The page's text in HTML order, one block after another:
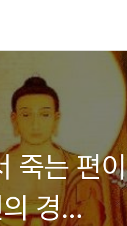
죽는 편이
경